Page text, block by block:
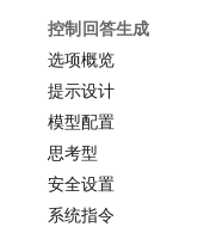
控制回答生成
选项概览
提示设计
模型配置
思考型
安全设置
系统指令